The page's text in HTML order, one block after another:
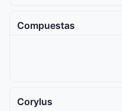
Compuestas
Corylus